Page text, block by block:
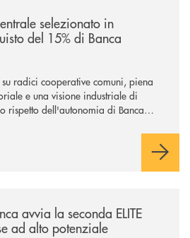
selezionato in
del 15% di Banca
radici cooperative comuni, piena
e una visione industriale di
rispetto dell'autonomia di Banca
per la finalizzazione dell’operazione.
avvia la seconda ELITE
ad alto potenziale